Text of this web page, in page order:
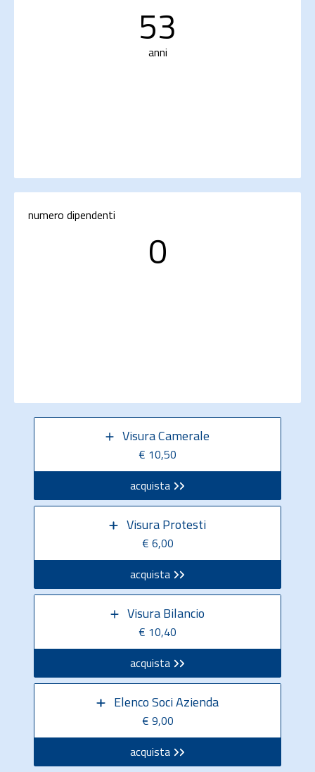
53
anni
numero dipendenti
0
Visura Camerale
€ 10,50
acquista
Visura Protesti
€ 6,00
acquista
Visura Bilancio
€ 10,40
acquista
Elenco Soci Azienda
€ 9,00
acquista